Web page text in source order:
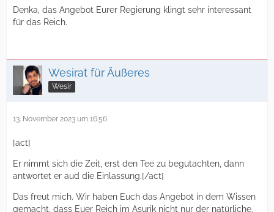
Denka, das Angebot Eurer Regierung klingt sehr interessant
für das Reich.
Wesirat für Äußeres
Wesir
13. November 2023 um 16:56
[act]
Er nimmt sich die Zeit, erst den Tee zu begutachten, dann
antwortet er aud die Einlassung.[/act]
Das freut mich. Wir haben Euch das Angebot in dem Wissen
gemacht, dass Euer Reich im Asurik nicht nur der natürliche,